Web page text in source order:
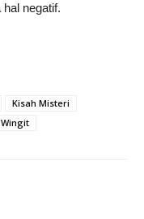
negatif.
Kisah Misteri